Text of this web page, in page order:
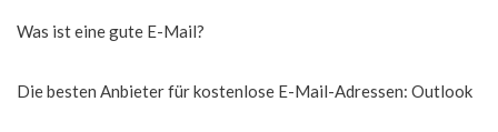
Was ist eine gute E-Mail?
Die besten Anbieter für kostenlose E-Mail-Adressen: Outlook